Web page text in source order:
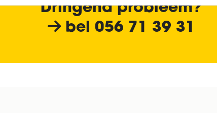
Dringend probleem?
bel 056 71 39 31